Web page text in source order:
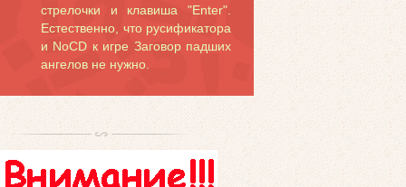
стрелочки и клавиша "Enter".
Естественно, что русификатора
и NoCD к игре Заговор падших
ангелов не нужно.